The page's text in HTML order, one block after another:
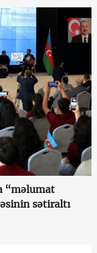
“məlumat
sətiraltı